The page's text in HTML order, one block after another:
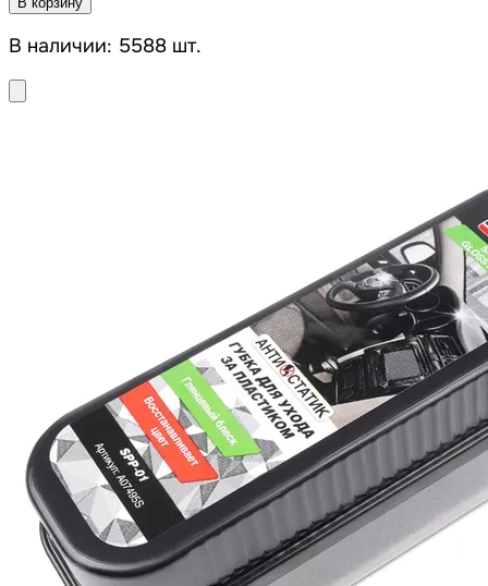
В наличии: 5588 шт.